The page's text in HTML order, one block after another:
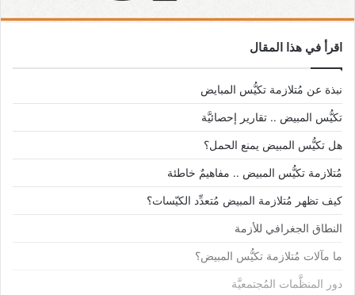
اقرأ في هذا المقال
نبذة عن مُتلازمة تكيُّس المبايض
تكيُّس المبيض .. تقارير إحصائيَّة
هل تكيُّس المبيض يمنع الحمل؟
مُتلازمة تكيُّس المبيض .. مفاهيمٌ خاطئة
كيف تظهر مُتلازمة المبيض مُتعدِّد الكيّسات؟
النطاق الجغرافي للأزمة
ما مآلات مُتلازمة تكيُّس المبيض؟
دور المنظَّمات المُجتمعيَّة